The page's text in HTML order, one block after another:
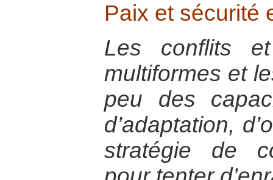
Paix et sécurité
Les conflits
multiformes et
peu des
d’adaptation,
stratégie de